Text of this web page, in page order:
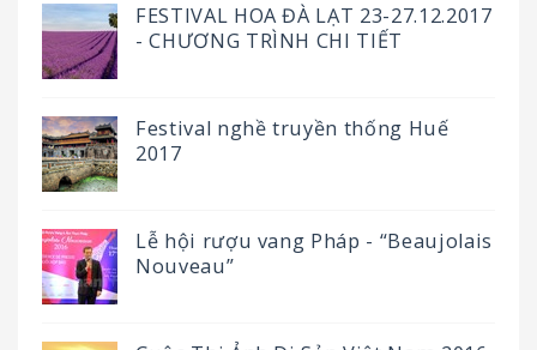
FESTIVAL HOA ĐÀ LẠT 23-27.12.2017
- CHƯƠNG TRÌNH CHI TIẾT
Festival nghề truyền thống Huế
2017
Lễ hội rượu vang Pháp - “Beaujolais
Nouveau”